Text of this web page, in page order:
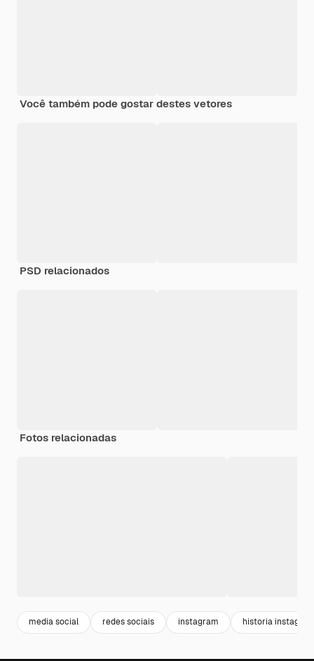
Você também pode gostar destes vetores
PSD relacionados
Fotos relacionadas
media social redes sociais instagram historia